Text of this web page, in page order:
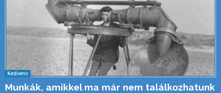
Kedvenc
Munkák, amikkel ma már nem találkozhatunk